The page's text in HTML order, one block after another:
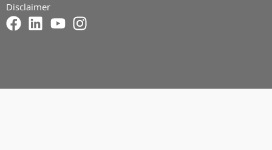
Disclaimer